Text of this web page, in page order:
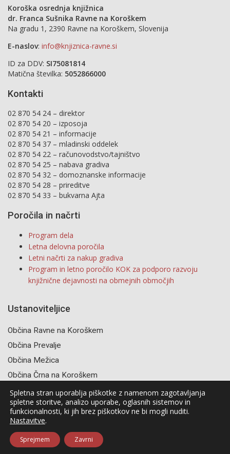
Koroška osrednja knjižnica
dr. Franca Sušnika Ravne na Koroškem
Na gradu 1, 2390 Ravne na Koroškem, Slovenija
E-naslov: info@knjiznica-ravne.si
ID za DDV: SI75081814
Matična številka: 5052866000
Kontakti
02 870 54 24 – direktor
02 870 54 20 – izposoja
02 870 54 21 – informacije
02 870 54 37 – mladinski oddelek
02 870 54 22 – računovodstvo/tajništvo
02 870 54 25 – nabava gradiva
02 870 54 32 – domoznanske informacije
02 870 54 28 – prireditve
02 870 54 33 – bukvarna Ajta
Poročila in načrti
Program dela
Letna delovna poročila
Letni načrti za nakup gradiva
Program in letno poročilo KOK za podporo razvoju
knjižnične dejavnosti na obmejnih območjih
Ustanoviteljice
Občina Ravne na Koroškem
Občina Prevalje
Občina Mežica
Občina Črna na Koroškem
© 2006 - 2026, Koroška osrednja knjižnica dr. Franca Sušnika
Ravne na Koroškem | Izdelava: TrueCAD d.o.o. |
dostopnosti|
Spletna stran uporablja piškotke z namenom zagotavljanja
spletne storitve, analizo uporabe, oglasnih sistemov in
funkcionalnosti, ki jih brez piškotkov ne bi mogli nuditi.
Nastavitve.
Sprejmem Zavrni